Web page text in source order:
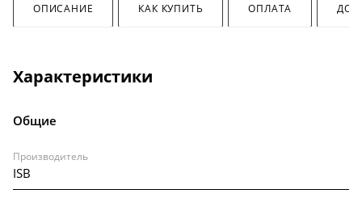
ОПИСАНИЕ КАК КУПИТЬ ОПЛАТА
Характеристики
Общие
Производитель
ISB